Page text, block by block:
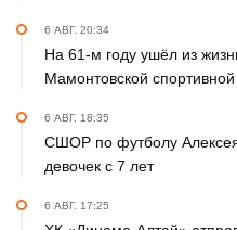
6 АВГ. 20:34
На 61-м году ушёл из
Мамонтовской
6 АВГ. 18:35
СШОР по футболу
девочек с 7 лет
6 АВГ. 17:25